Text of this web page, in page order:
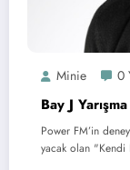
Minie 0
Bay J
Power FM’in
yacak olan